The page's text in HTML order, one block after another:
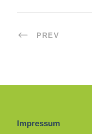
PREV
Impressum